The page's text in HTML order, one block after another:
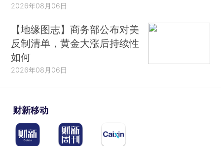
2026年08月06日
【地缘图志】商务部公布对美
反制清单，黄金大涨后持续性
如何
2026年08月06日
财新移动